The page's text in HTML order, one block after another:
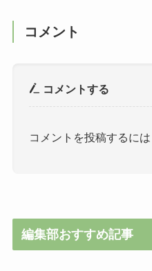
コメント
コメントする
コメントを投稿するには
編集部おすすめ記事